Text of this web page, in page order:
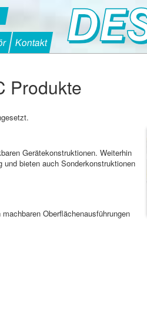
Kontakt
Produkte
Gerätekonstruktionen. Weiterhin
bieten auch Sonderkonstruktionen
Oberflächenausführungen